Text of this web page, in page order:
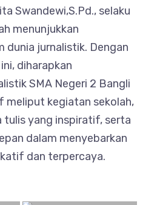
Swandewi,S.Pd., selaku
menunjukkan
dunia jurnalistik. Dengan
diharapkan
SMA Negeri 2 Bangli
meliput kegiatan sekolah,
tulis yang inspiratif, serta
dalam menyebarkan
dan terpercaya.